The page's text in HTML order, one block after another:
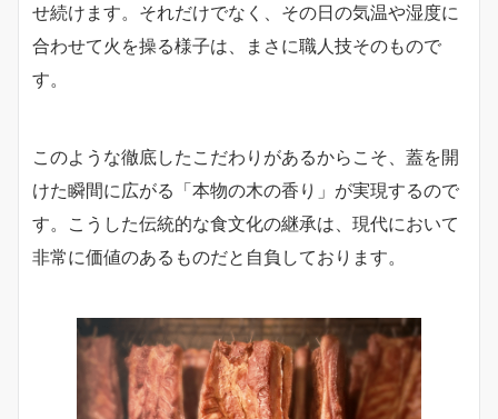
せ続けます。それだけでなく、その日の気温や湿度に
合わせて火を操る様子は、まさに職人技そのもので
す。
このような徹底したこだわりがあるからこそ、蓋を開
けた瞬間に広がる「本物の木の香り」が実現するので
す。こうした伝統的な食文化の継承は、現代において
非常に価値のあるものだと自負しております。